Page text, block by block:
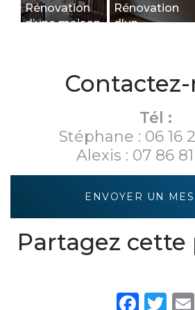
Rénovation
d’une maison
Rénovation
d'un
Tél :
Stéphane : 06 16
Alexis : 07 86
ENVOYER UN
Partagez cette